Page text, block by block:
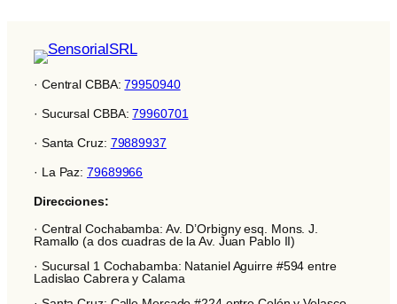
· Central CBBA:79950940
· Sucursal CBBA:79960701
· Santa Cruz: 79889937
· La Paz:79689966
Direcciones:
· Central Cochabamba: Av. D’Orbigny esq. Mons. J.
Ramallo (a dos cuadras de la Av. Juan Pablo II)
· Sucursal 1 Cochabamba: Nataniel Aguirre #594 entre
Ladislao Cabrera y Calama